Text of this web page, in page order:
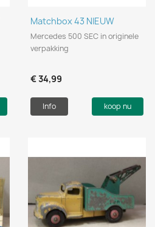
Matchbox 43 NIEUW
Mercedes 500 SEC in originele
verpakking
€ 34,99
Info koop nu